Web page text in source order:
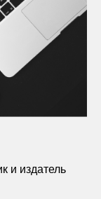
и издатель